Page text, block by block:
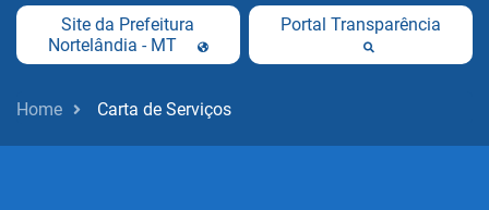
Site da Prefeitura
Nortelândia - MT
Portal Transparência
Home Carta de Serviços